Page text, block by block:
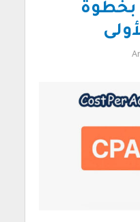
بخطوة